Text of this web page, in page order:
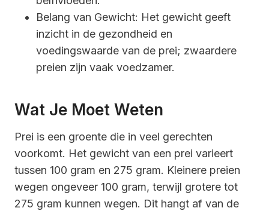
Belang van Gewicht: Het gewicht geeft
inzicht in de gezondheid en
voedingswaarde van de prei; zwaardere
preien zijn vaak voedzamer.
Wat Je Moet Weten
Prei is een groente die in veel gerechten
voorkomt. Het gewicht van een prei varieert
tussen 100 gram en 275 gram. Kleinere preien
wegen ongeveer 100 gram, terwijl grotere tot
275 gram kunnen wegen. Dit hangt af van de